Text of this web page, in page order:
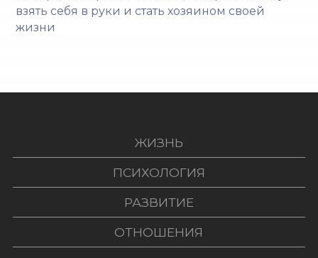
взять себя в руки и стать хозяином своей
жизни
ЖИЗНЬ
ПСИХОЛОГИЯ
РАЗВИТИЕ
ОТНОШЕНИЯ